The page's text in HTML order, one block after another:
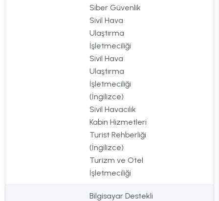
Siber Güvenlik
Sivil Hava
Ulaştırma
İşletmeciliği
Sivil Hava
Ulaştırma
İşletmeciliği
(İngilizce)
Sivil Havacılık
Kabin Hizmetleri
Turist Rehberliği
(İngilizce)
Turizm ve Otel
İşletmeciliği
Bilgisayar Destekli